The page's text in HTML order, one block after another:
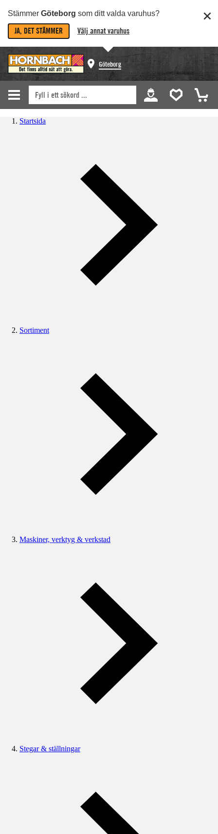
Stämmer Göteborg som ditt valda varuhus?
JA, DET STÄMMER Välj annat varuhus
Göteborg
Startsida
Sortiment
Maskiner, verktyg & verkstad
Stegar & ställningar